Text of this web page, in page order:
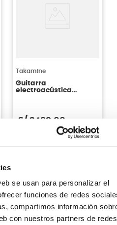
se usan para personalizar el
funciones de redes
compartimos información
con nuestros partners de redes
Takamine
Guitarra
electroacústica
S/ 2499 00